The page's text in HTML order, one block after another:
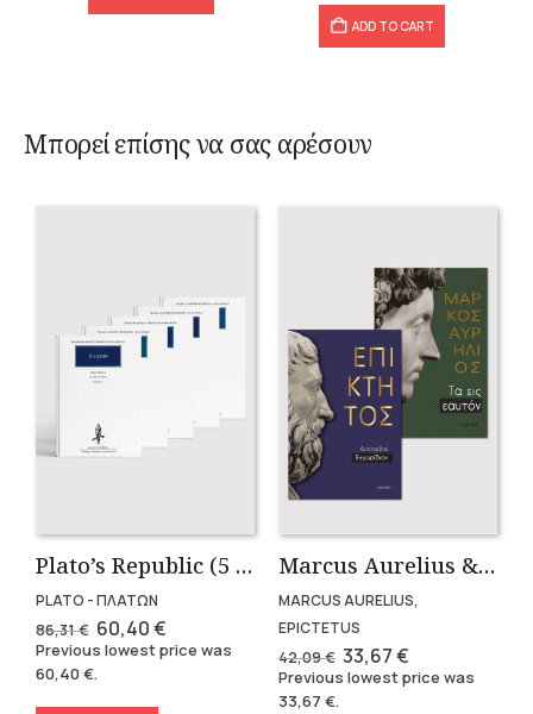
ADD TO CART
Μπορεί επίσης να σας αρέσουν
Plato’s Republic (5 volumes)
PLATO - ΠΛΑΤΩΝ
86,31€ Original
price
was:
86,31 €.
60,40€Current
price
is:
Previous lowest price was
60,40€.
Marcus Aurelius & Epictetus (Compact works in Greek)
MARCUS AURELIUS,
EPICTETUS
42,09€ Original
price
was:
33,67€Current
price
is:
Previous lowest price was
33,67 €.